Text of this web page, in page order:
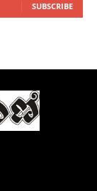
SUBSCRIBE